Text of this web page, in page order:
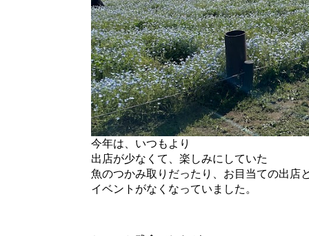
今年は、いつもより
出店が少なくて、楽しみにしていた
魚のつかみ取りだったり、お目当ての出店
イベントがなくなっていました。